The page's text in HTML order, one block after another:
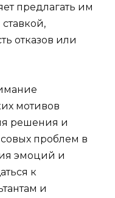
предлагать им
отказов или
мотивов
решения и
проблем в
эмоций и
к
и